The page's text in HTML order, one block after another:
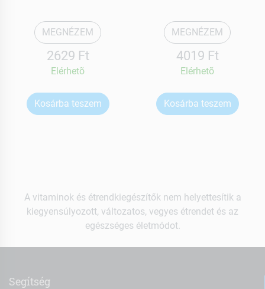
MEGNÉZEM
2629 Ft
Elérhetõ
Kosárba teszem
MEGNÉZEM
4019 Ft
Elérhetõ
Kosárba teszem
A vitaminok és étrendkiegészítők nem helyettesítik a
kiegyensúlyozott, változatos, vegyes étrendet és az
egészséges életmódot.
Segítség